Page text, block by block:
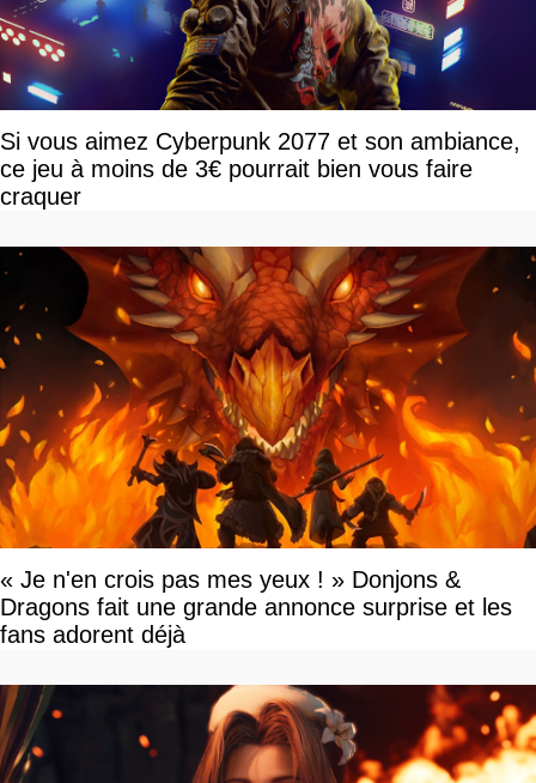
Si vous aimez Cyberpunk 2077 et son ambiance,
ce jeu à moins de 3€ pourrait bien vous faire
craquer
« Je n'en crois pas mes yeux ! » Donjons &
Dragons fait une grande annonce surprise et les
fans adorent déjà